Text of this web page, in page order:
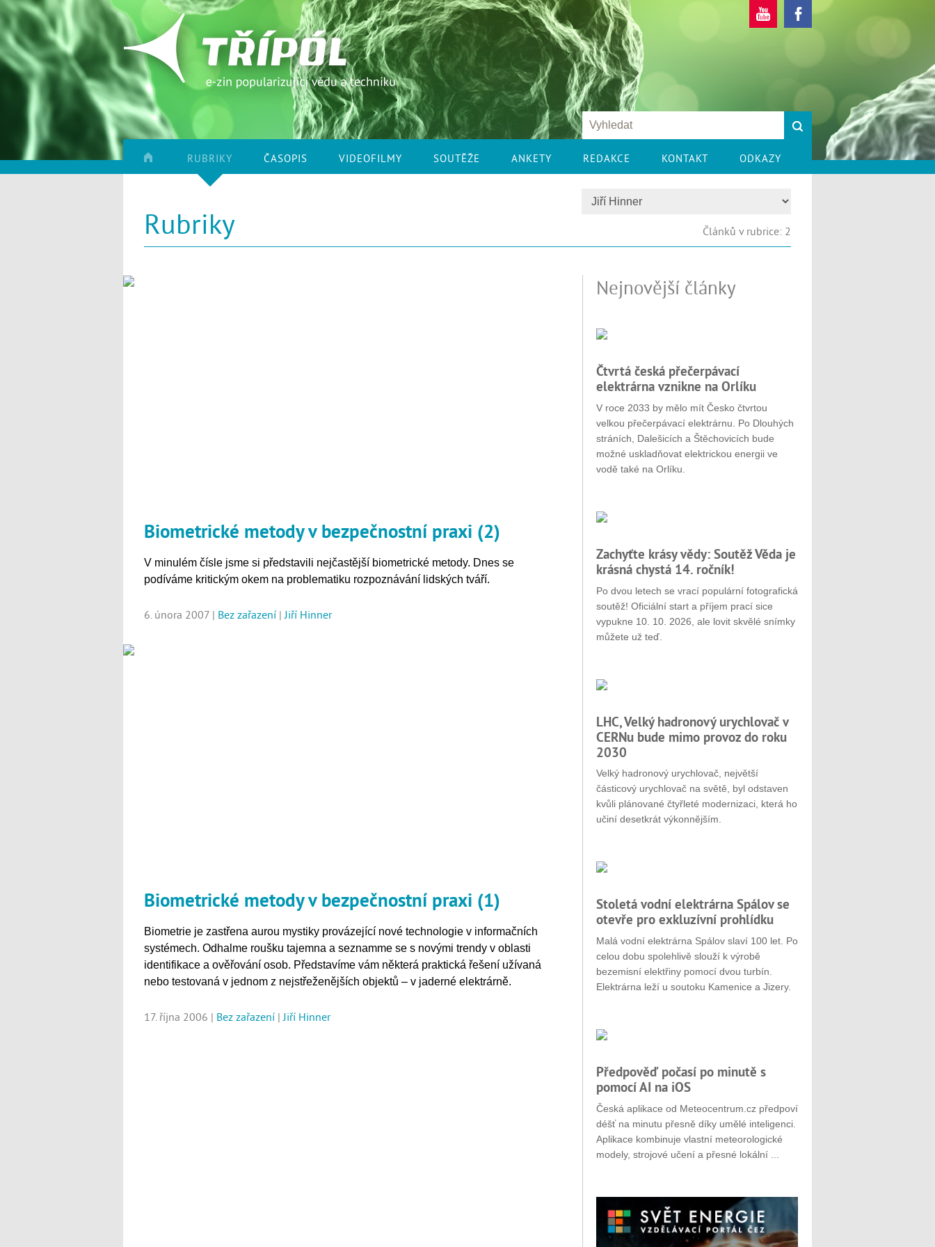
RUBRIKY ČASOPIS VIDEOFILMY SOUTĚŽE ANKETY REDAKCE KONTAKT ODKAZY
Rubriky Článků v rubrice: 2
Biometrické metody v bezpečnostní praxi (2)
V minulém čísle jsme si představili nejčastější biometrické metody. Dnes se
podíváme kritickým okem na problematiku rozpoznávání lidských tváří.
6. února 2007 | Bez zařazení |Jiří Hinner
Biometrické metody v bezpečnostní praxi (1)
Biometrie je zastřena aurou mystiky provázející nové technologie v informačních
systémech. Odhalme roušku tajemna a seznamme se s novými trendy v oblasti
identifikace a ověřování osob. Představíme vám některá praktická řešení užívaná
nebo testovaná v jednom z nejstřeženějších objektů – v jaderné elektrárně.
17. října 2006 | Bez zařazení |Jiří Hinner
Nejnovější články
Čtvrtá česká přečerpávací
elektrárna vznikne na Orlíku
V roce 2033 by mělo mít Česko čtvrtou
velkou přečerpávací elektrárnu. Po Dlouhých
stráních, Dalešicích a Štěchovicích bude
možné uskladňovat elektrickou energii ve
vodě také na Orlíku.
Zachyťte krásy vědy: Soutěž Věda je
krásná chystá 14. ročník!
Po dvou letech se vrací populární fotografická
soutěž! Oficiální start a příjem prací sice
vypukne 10. 10. 2026, ale lovit skvělé snímky
můžete už teď.
LHC, Velký hadronový urychlovač v
CERNu bude mimo provoz do roku
2030
Velký hadronový urychlovač, největší
částicový urychlovač na světě, byl odstaven
kvůli plánované čtyřleté modernizaci, která ho
učiní desetkrát výkonnějším.
Stoletá vodní elektrárna Spálov se
otevře pro exkluzívní prohlídku
Malá vodní elektrárna Spálov slaví 100 let. Po
celou dobu spolehlivě slouží k výrobě
bezemisní elektřiny pomocí dvou turbín.
Elektrárna leží u soutoku Kamenice a Jizery.
Předpověď počasí po minutě s
pomocí AI na iOS
Česká aplikace od Meteocentrum.cz předpoví
déšť na minutu přesně díky umělé inteligenci.
Aplikace kombinuje vlastní meteorologické
modely, strojové učení a přesné lokální ...